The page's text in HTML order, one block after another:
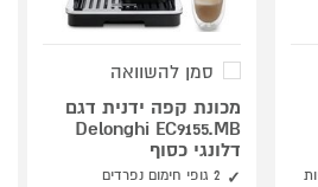
סמן להשוואה
מכונת קפה ידנית דגם
Delonghi EC9155.MB
דלונגי כסוף
2 גופי חימום נפרדים